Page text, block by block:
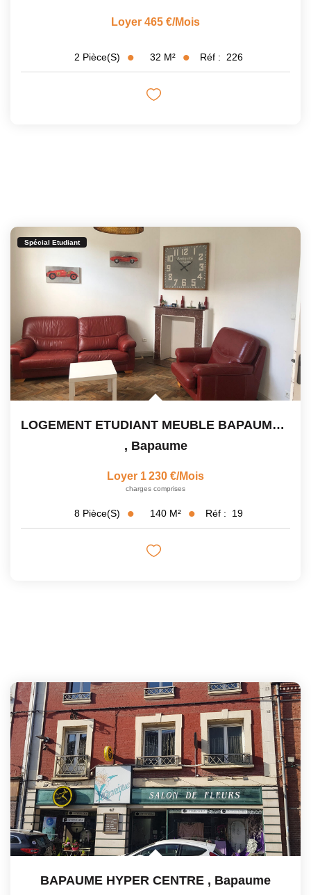
Loyer 465 €/mois
2 Pièce(s) 32 M² Réf : 226
Spécial Etudiant
LOGEMENT ETUDIANT MEUBLE BAPAUME - 240€ /MOIS ET PAR...
, Bapaume
Loyer 1 230 €/mois
charges comprises
8 Pièce(s) 140 M² Réf : 19
BAPAUME HYPER CENTRE , Bapaume